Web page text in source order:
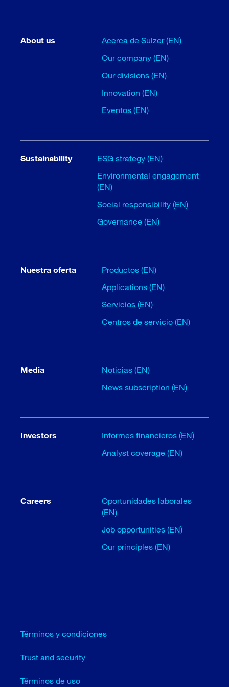
About us
Acerca de Sulzer (EN)
Our company (EN)
Our divisions (EN)
Innovation (EN)
Eventos (EN)
Sustainability
ESG strategy (EN)
Environmental engagement
(EN)
Social responsibility (EN)
Governance (EN)
Nuestra oferta
Productos (EN)
Applications (EN)
Servicios (EN)
Centros de servicio (EN)
Media
Noticias (EN)
News subscription (EN)
Investors
Informes financieros (EN)
Analyst coverage (EN)
Careers
Oportunidades laborales
(EN)
Job opportunities (EN)
Our principles (EN)
Términos y condiciones
Trust and security
Términos de uso